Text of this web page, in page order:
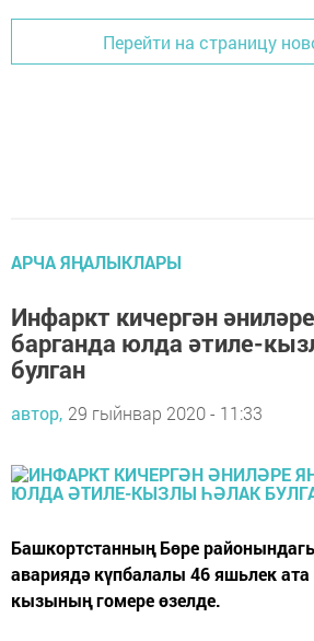
Перейти на страницу
АРЧА ЯҢАЛЫКЛАРЫ
Инфаркт кичергән
барганда юлда әтиле-
булган
автор, 29 гыйнвар 2020 - 11:33
Башкортстанның Бөре
авариядә күпбалалы 46 яшьлек
кызының гомере өзелде.